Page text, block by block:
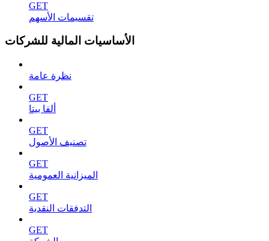
GET
تقسيمات الأسهم
الأساسيات المالية للشركات
نظرة عامة
GET
ألفا بيتا
GET
تصنيف الأصول
GET
الميزانية العمومية
GET
التدفقات النقدية
GET